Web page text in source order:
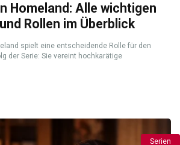
Homeland: Alle wichtigen
Rollen im Überblick
spielt eine entscheidende Rolle für den
der Serie: Sie vereint hochkarätige
Serien